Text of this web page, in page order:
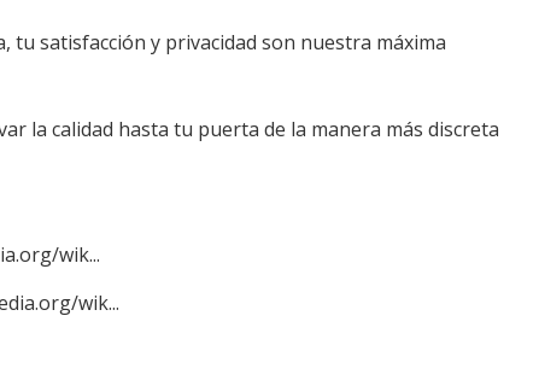
tu satisfacción y privacidad son nuestra máxima
la calidad hasta tu puerta de la manera más discreta
wik...
wik...